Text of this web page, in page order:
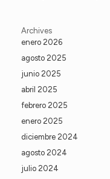
Archives
enero 2026
agosto 2025
junio 2025
abril 2025
febrero 2025
enero 2025
diciembre 2024
agosto 2024
julio 2024